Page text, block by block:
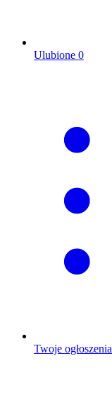
Ulubione 0
Twoje ogłoszenia